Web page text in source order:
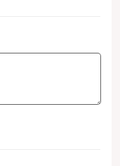
för att minska